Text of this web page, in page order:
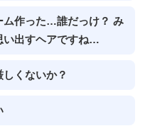
ム作った…誰だっけ？ み
い出すヘアですね…
くないか？